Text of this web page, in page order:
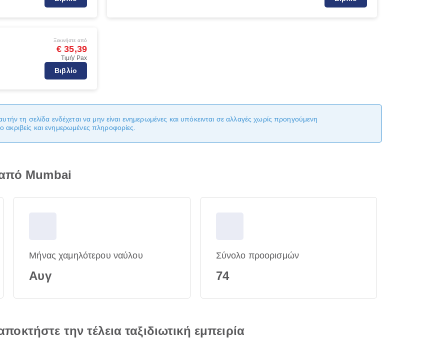
Ξεκινήστε από
€ 35,39
Τιμή/ Pax
Βιβλίο
τη σελίδα ενδέχεται να μην είναι ενημερωμένες και υπόκεινται σε αλλαγές χωρίς προηγούμενη
και ενημερωμένες πληροφορίες.
Mumbai
Μήνας χαμηλότερου ναύλου
Αυγ
Σύνολο προορισμών
74
την τέλεια ταξιδιωτική εμπειρία